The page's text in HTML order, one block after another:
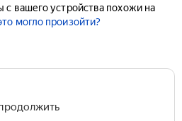
с вашего устройства похожи на
могло произойти?